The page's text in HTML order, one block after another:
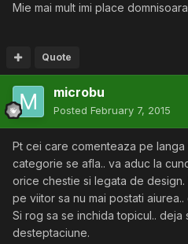
Mie mai mult imi place
Quote
microbu
Posted February 7, 2015
Pt cei care comenteaza pe
categorie se afla.. va aduc la
orice chestie si legata de design.
pe viitor sa nu mai postati
Si rog sa se inchida topicul.. deja
desteptaciune.